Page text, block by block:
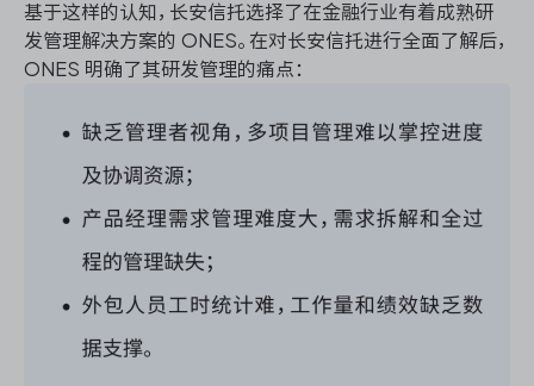
基于这样的认知，长安信托选择了在金融行业有着成熟研
发管理解决方案的 ONES。在对长安信托进行全面了解后，
ONES 明确了其研发管理的痛点：